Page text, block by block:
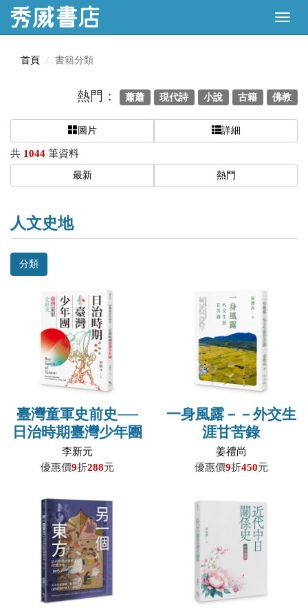
首頁 書籍分類
熱門： 蕭蕭 現代詩 小說 古籍 佛教
圖片 詳細
共 1044 筆資料
最新 熱門
人文史地
分類
臺灣童軍史前史──
日治時期臺灣少年團
李新元
優惠價9折288元
一身風露－－外交生
涯甘苦錄
姜禮尚
優惠價9折450元